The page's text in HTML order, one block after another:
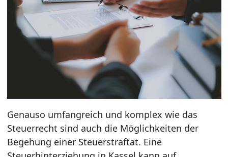
Genauso umfangreich und komplex wie das
Steuerrecht sind auch die Möglichkeiten der
Begehung einer Steuerstraftat. Eine